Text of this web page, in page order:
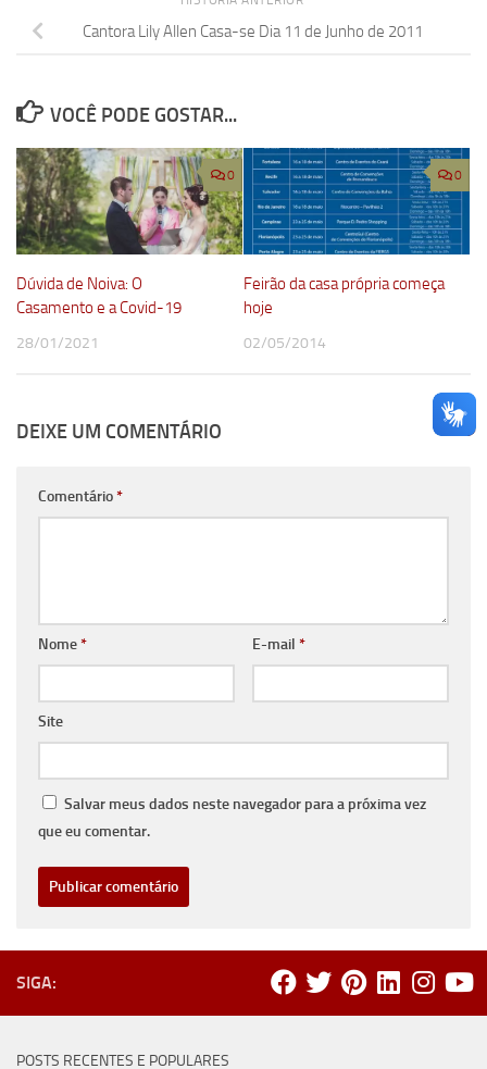
Cantora Lily Allen Casa-se Dia 11 de Junho de 2011
VOCÊ PODE GOSTAR...
0
Dúvida de Noiva: O
Casamento e a Covid-19
28/01/2021
0
Feirão da casa própria começa
hoje
02/05/2014
DEIXE UM COMENTÁRIO
Comentário*
Nome* E-mail *
Site
Salvar meus dados neste navegador para a próxima vez
que eu comentar.
SIGA:
POSTS RECENTES E POPULARES